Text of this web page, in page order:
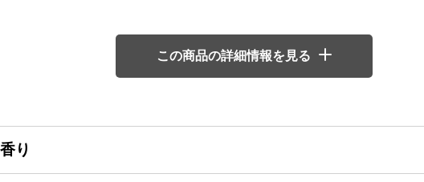
この商品の詳細情報を見る
り